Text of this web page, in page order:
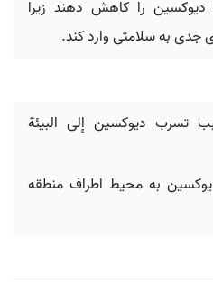
دیوکسین را کاهش دهند زیرا
جدی به سلامتی وارد کند.
تسرب ديوكسين إلى البيئة
به محیط اطراف منطقه